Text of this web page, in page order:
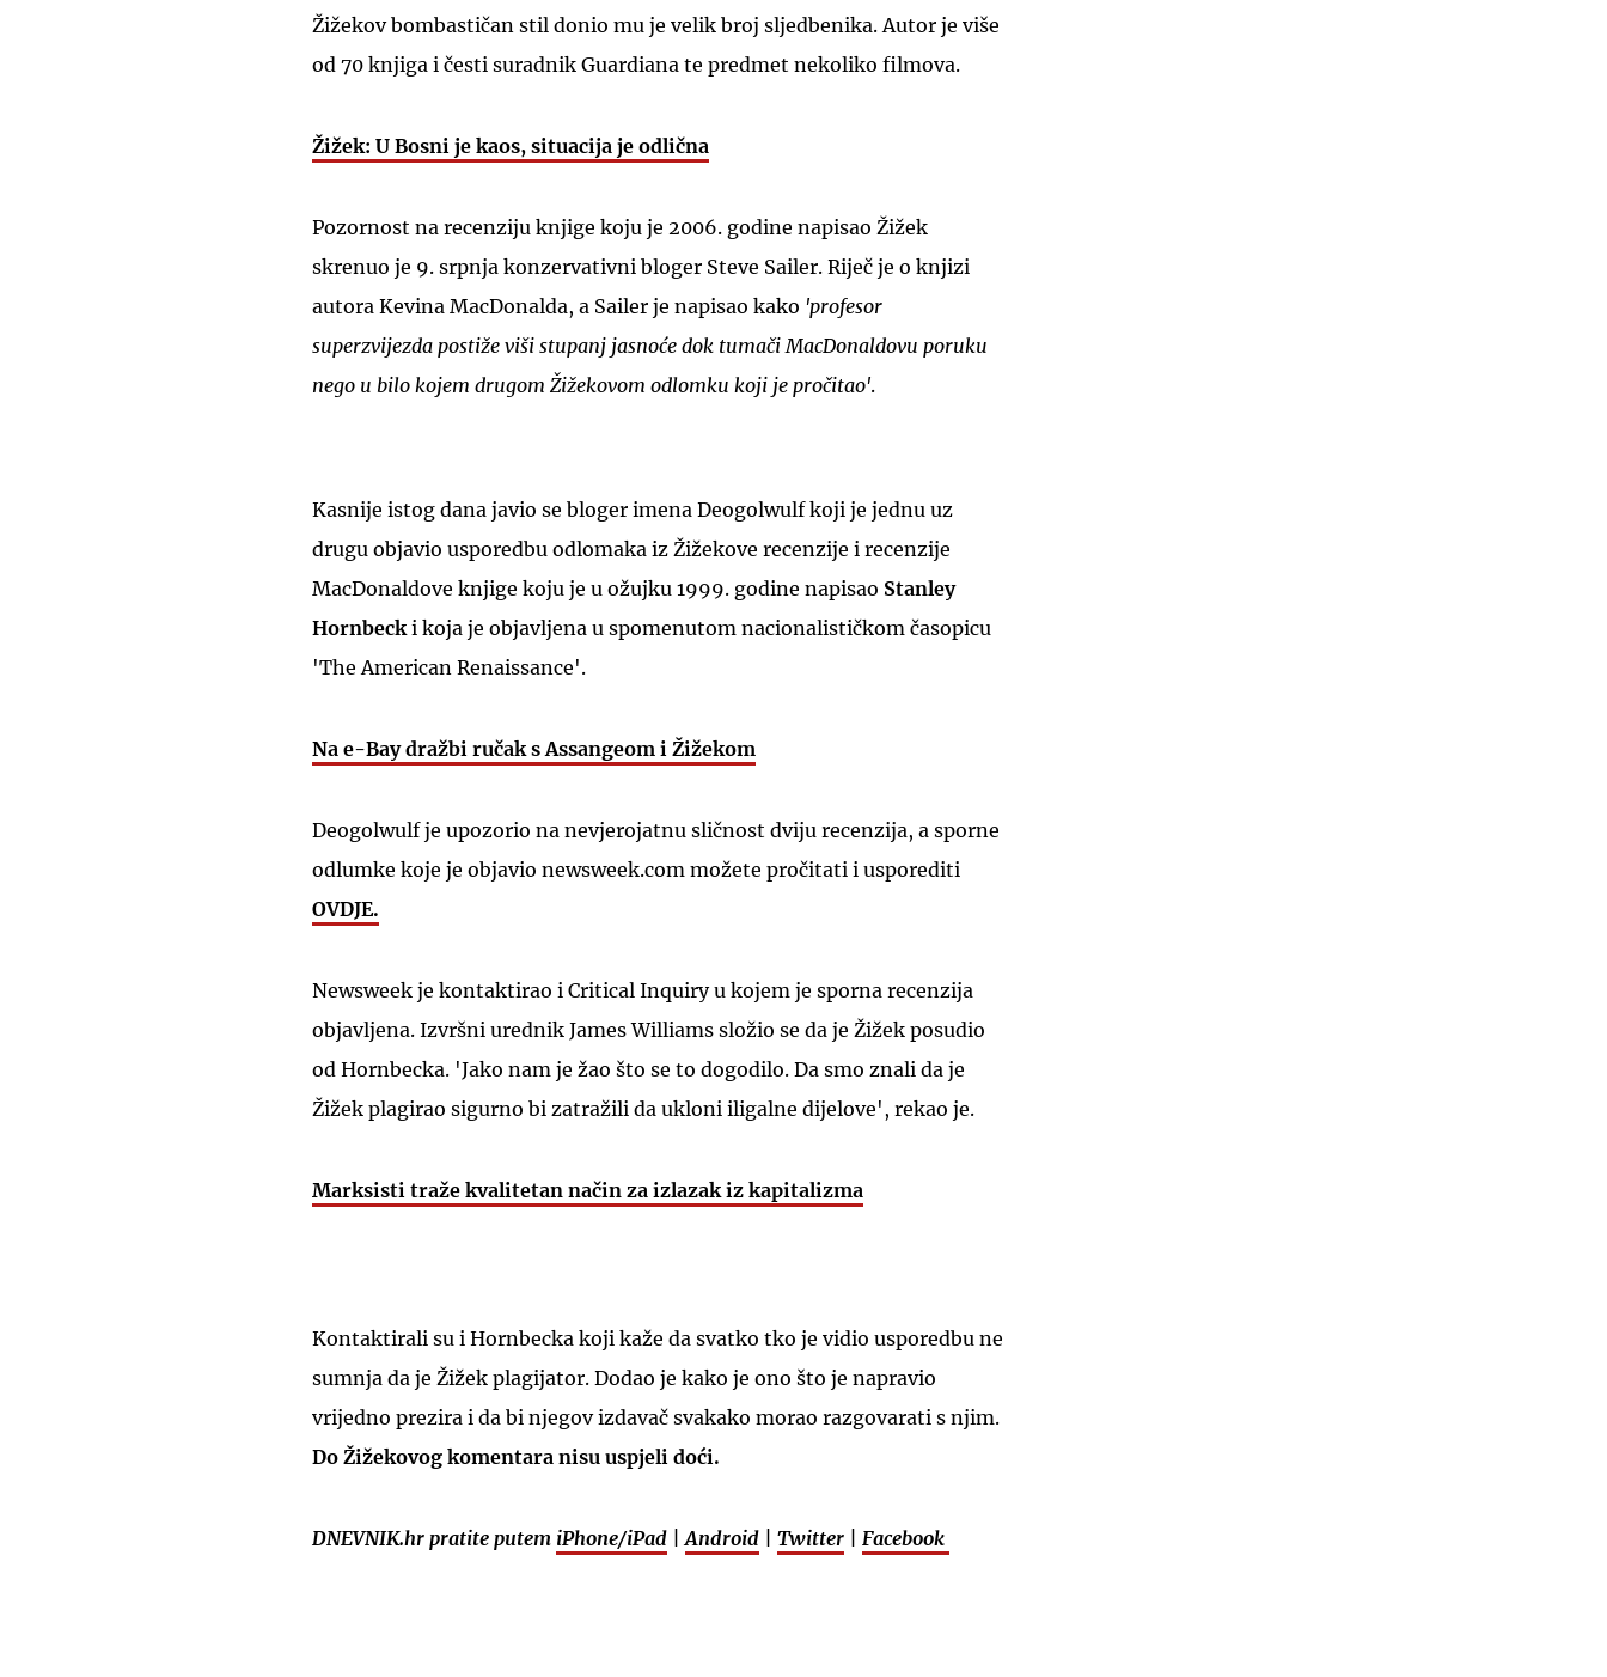
Žižekov bombastičan stil donio mu je velik broj sljedbenika. Autor je više
od 70 knjiga i česti suradnik Guardiana te predmet nekoliko filmova.
Žižek: U Bosni je kaos, situacija je odlična
Pozornost na recenziju knjige koju je 2006. godine napisao Žižek
skrenuo je 9. srpnja konzervativni bloger Steve Sailer. Riječ je o knjizi
autora Kevina MacDonalda, a Sailer je napisao kako 'profesor
superzvijezda postiže viši stupanj jasnoće dok tumači MacDonaldovu poruku
nego u bilo kojem drugom Žižekovom odlomku koji je pročitao'.
Kasnije istog dana javio se bloger imena Deogolwulf koji je jednu uz
drugu objavio usporedbu odlomaka iz Žižekove recenzije i recenzije
MacDonaldove knjige koju je u ožujku 1999. godine napisao Stanley
Hornbecki koja je objavljena u spomenutom nacionalističkom časopicu
'The American Renaissance'.
Na e-Bay dražbi ručak s Assangeom i Žižekom
Deogolwulf je upozorio na nevjerojatnu sličnost dviju recenzija, a sporne
odlumke koje je objavio newsweek.com možete pročitati i usporediti
OVDJE.
Newsweek je kontaktirao i Critical Inquiry u kojem je sporna recenzija
objavljena. Izvršni urednik James Williams složio se da je Žižek posudio
od Hornbecka. 'Jako nam je žao što se to dogodilo. Da smo znali da je
Žižek plagirao sigurno bi zatražili da ukloni iligalne dijelove', rekao je.
Marksisti traže kvalitetan način za izlazak iz kapitalizma
Kontaktirali su i Hornbecka koji kaže da svatko tko je vidio usporedbu ne
sumnja da je Žižek plagijator. Dodao je kako je ono što je napravio
vrijedno prezira i da bi njegov izdavač svakako morao razgovarati s njim.
Do Žižekovog komentara nisu uspjeli doći.
DNEVNIK.hr pratite putem iPhone/iPad |Android Twitter Facebook
UKLJUČITE NOTIFIKACIJE